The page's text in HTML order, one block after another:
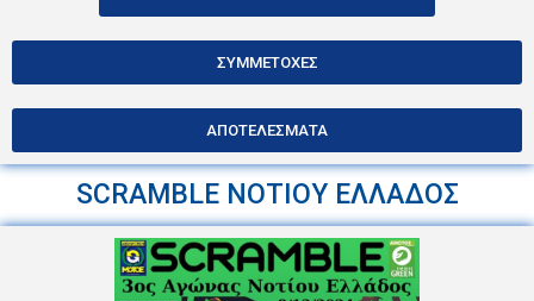
ΣΥΜΜΕΤΟΧΕΣ
ΑΠΟΤΕΛΕΣΜΑΤΑ
SCRAMBLE ΝΟΤΙΟΥ ΕΛΛΑΔΟΣ